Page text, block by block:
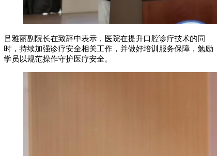
吕雅丽副院长在致辞中表示，医院在提升口腔诊疗技术的同
时，持续加强诊疗安全相关工作，并做好培训服务保障，勉励
学员以规范操作守护医疗安全。